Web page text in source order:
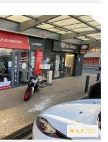
4.9 (90)